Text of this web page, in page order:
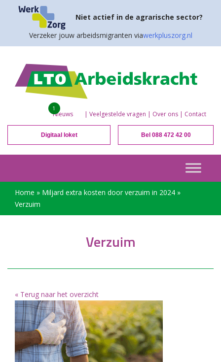
Niet actief in de agrarische sector?
Verzeker jouw arbeidsmigranten viawerkpluszorg.nl
Nieuws
1
| Veelgestelde vragen | Over ons | Contact
Digitaal loket Bel 088 472 42 00
Home » Miljard extra kosten door verzuim in 2024 »
Verzuim
Verzuim
« Terug naar het overzicht